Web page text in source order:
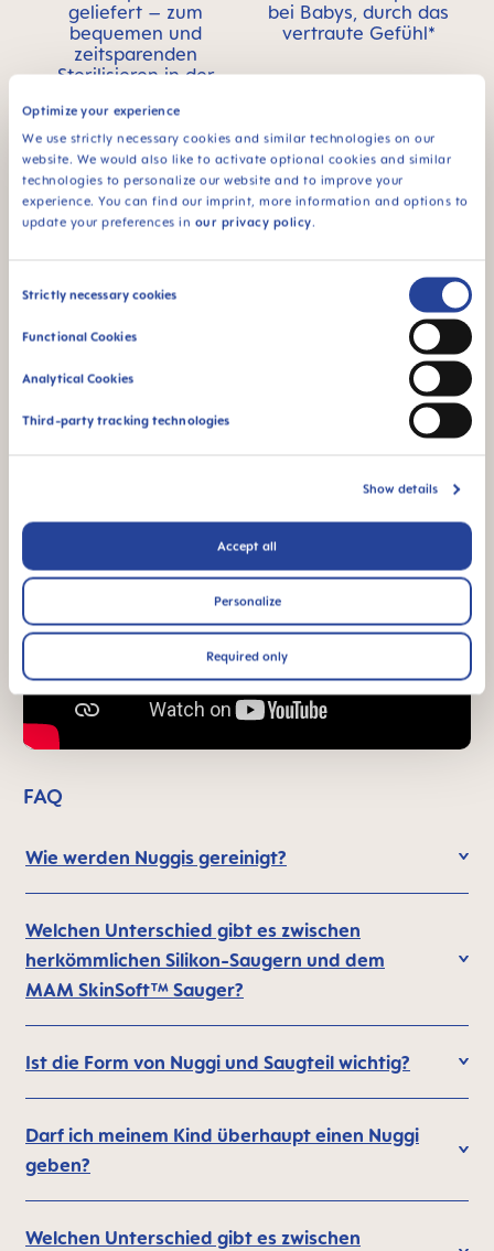
Optimize your experience
We use strictly necessary cookies and similar technologies on our
website. We would also like to activate optional cookies and similar
technologies to personalize our website and to improve your
experience. You can find our imprint, more information and options to
update your preferences in our privacy policy.
Consent
Strictly necessary cookies
Functional Cookies
Analytical Cookies
Third-party tracking technologies
Show details
Accept all
Personalize
Required only
geliefert – zum
bequemen und
zeitsparenden
Sterilisieren in der
bei Babys, durch das
vertraute Gefühl*
*Marktforschung 2010-2023, getestet mit 1,588 Babys.
Produktvideos
FAQ
Wie werden Nuggis gereinigt?
Welchen Unterschied gibt es zwischen
herkömmlichen Silikon-Saugern und dem
MAM SkinSoft™ Sauger?
Ist die Form von Nuggi und Saugteil wichtig?
Darf ich meinem Kind überhaupt einen Nuggi
geben?
Welchen Unterschied gibt es zwischen